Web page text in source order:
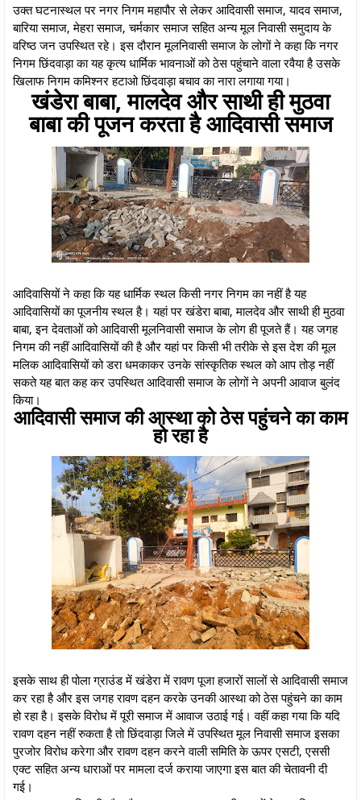
उक्त घटनास्थल पर नगर निगम महापौर से लेकर आदिवासी समाज, यादव समाज,
बारिया समाज, मेहरा समाज, चर्मकार समाज सहित अन्य मूल निवासी समुदाय के
वरिष्ठ जन उपस्थित रहे। इस दौरान मूलनिवासी समाज के लोगों ने कहा कि नगर
निगम छिंदवाड़ा का यह कृत्य धार्मिक भावनाओं को ठेस पहुंचाने वाला रवैया है उसके
खिलाफ निगम कमिश्नर हटाओ छिंदवाड़ा बचाव का नारा लगाया गया।
खंडेरा बाबा, मालदेव और साथी ही मुठवा
बाबा की पूजन करता है आदिवासी समाज
आदिवासियों ने कहा कि यह धार्मिक स्थल किसी नगर निगम का नहीं है यह
आदिवासियों का पूजनीय स्थल है। यहां पर खंडेरा बाबा, मालदेव और साथी ही मुठवा
बाबा, इन देवताओं को आदिवासी मूलनिवासी समाज के लोग ही पूजते हैं। यह जगह
निगम की नहीं आदिवासियों की है और यहां पर किसी भी तरीके से इस देश की मूल
मलिक आदिवासियों को डरा धमकाकर उनके सांस्कृतिक स्थल को आप तोड़ नहीं
सकते यह बात कह कर उपस्थित आदिवासी समाज के लोगों ने अपनी आवाज बुलंद
किया।
आदिवासी समाज की आस्था को ठेस पहुंचने का काम
हो रहा है
इसके साथ ही पोला ग्राउंड में खंडेरा में रावण पूजा हजारों सालों से आदिवासी समाज
कर रहा है और इस जगह रावण दहन करके उनकी आस्था को ठेस पहुंचने का काम
हो रहा है। इसके विरोध में पूरी समाज में आवाज उठाई गई। वहीं कहा गया कि यदि
रावण दहन नहीं रुकता है तो छिंदवाड़ा जिले में उपस्थित मूल निवासी समाज इसका
पुरजोर विरोध करेगा और रावण दहन करने वाली समिति के ऊपर एसटी, एससी
एक्ट सहित अन्य धाराओं पर मामला दर्ज कराया जाएगा इस बात की चेतावनी दी
गई।